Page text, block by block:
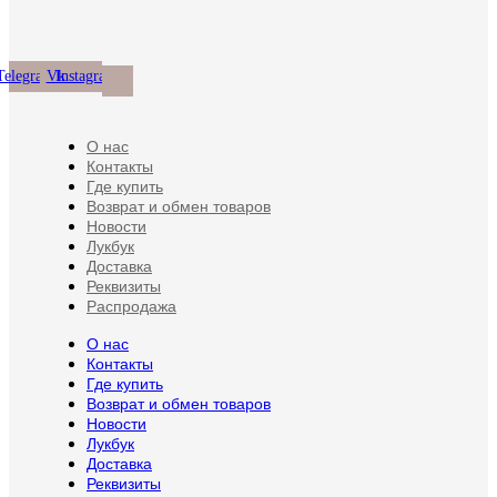
VkInstagram
О нас
Контакты
Где купить
Возврат и обмен товаров
Новости
Лукбук
Доставка
Реквизиты
Распродажа
О нас
Контакты
Где купить
Возврат и обмен товаров
Новости
Лукбук
Доставка
Реквизиты